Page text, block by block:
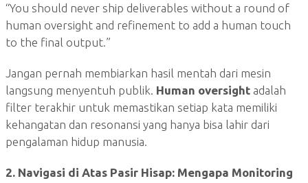
“You should never ship deliverables without a round of
human oversight and refinement to add a human touch
to the final output.”
Jangan pernah membiarkan hasil mentah dari mesin
langsung menyentuh publik. Human oversight adalah
filter terakhir untuk memastikan setiap kata memiliki
kehangatan dan resonansi yang hanya bisa lahir dari
pengalaman hidup manusia.
2. Navigasi di Atas Pasir Hisap: Mengapa Monitoring